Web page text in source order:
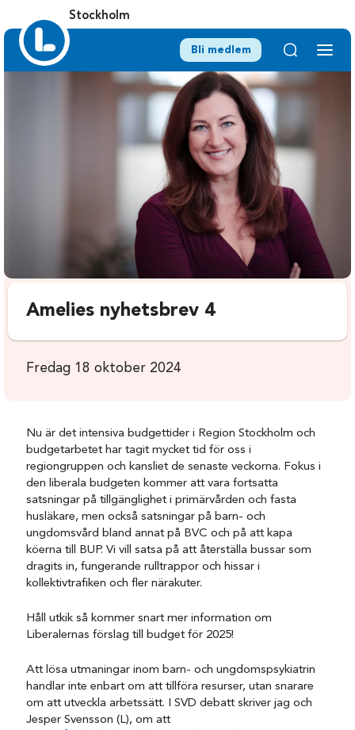
Stockholm
Bli medlem
Amelies nyhetsbrev 4
Fredag 18 oktober 2024
Nu är det intensiva budgettider i Region Stockholm och
budgetarbetet har tagit mycket tid för oss i
regiongruppen och kansliet de senaste veckorna. Fokus i
den liberala budgeten kommer att vara fortsatta
satsningar på tillgänglighet i primärvården och fasta
husläkare, men också satsningar på barn- och
ungdomsvård bland annat på BVC och på att kapa
köerna till BUP. Vi vill satsa på att återställa bussar som
dragits in, fungerande rulltrappor och hissar i
kollektivtrafiken och fler närakuter.
Håll utkik så kommer snart mer information om
Liberalernas förslag till budget för 2025!
Att lösa utmaningar inom barn- och ungdomspsykiatrin
handlar inte enbart om att tillföra resurser, utan snarare
om att utveckla arbetssätt. I SVD debatt skriver jag och
Jesper Svensson (L), om att